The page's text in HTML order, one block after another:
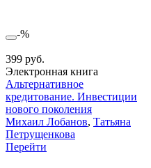
-%
399 руб.
Электронная книга
Альтернативное
кредитование. Инвестиции
нового поколения
Михаил Лобанов, Татьяна
Петрущенкова
Перейти